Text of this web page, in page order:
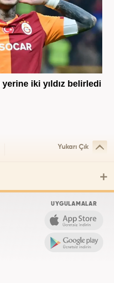
iki yıldız belirledi
Yukarı Çık
UYGULAMALAR